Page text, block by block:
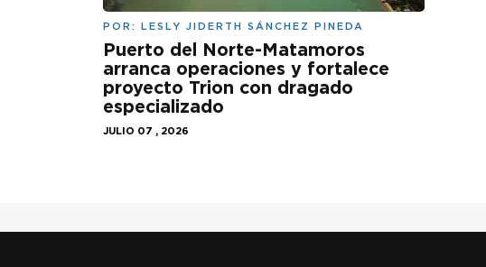
POR: LESLY JIDERTH SÁNCHEZ PINEDA
Puerto del Norte-Matamoros
arranca operaciones y fortalece
proyecto Trion con dragado
especializado
JULIO 07 , 2026